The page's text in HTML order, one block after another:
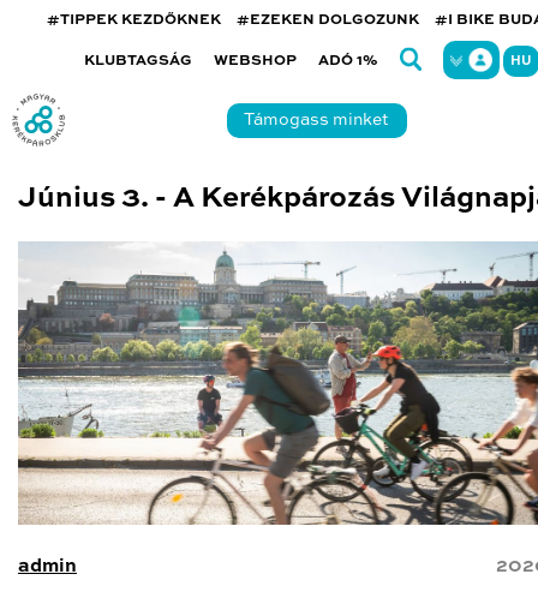
#TIPPEK KEZDŐKNEK #EZEKEN DOLGOZUNK #I BIKE
KLUBTAGSÁG WEBSHOP ADÓ 1% HU
Támogass minket
Június 3. - A Kerékpározás
admin